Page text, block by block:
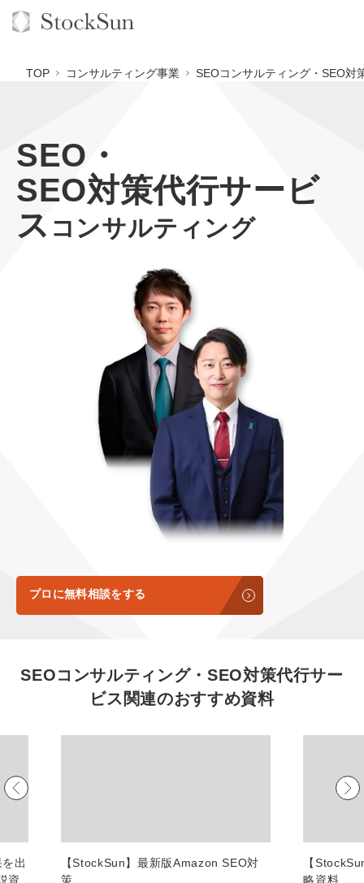
オーダーメイド支援
TOP
コンサルタント一覧
BPO支援
定額制Webマーケティング代行『マキトルくん』
定額制採用代行・RPO『トルトルくん』
営業改善特化の動画制作『動画でカリトルくん』
定額LINE運用代行『LINEマキトルくん』
オリジナルサービス
拡散付1日密着動画制作『まるごと社長』
1本無料で記事を制作『SEOトライアル』
定額制LP制作・改善『最強LP』
採用YouTubeチャンネル構築『トリトル』
オンラインサロン
YouTubeディレクター
会社概要・役員紹介
ミッション・ビジョン・バリュー
代表メッセージ（岩野圭佑）
取締役メッセージ（株本祐己）
動画ディレクター
マーケマネージャー
内部監査室長
募集要項一覧
TOP コンサルティング事業 SEOコンサルティング・SEO対
SEO・
SEO対策代行サービ
ス コンサルティング
プロに無料相談をする
SEOコンサルティング・SEO対策代行サー
ビス 関連のおすすめ資料
出
資
【StockSun】最新版Amazon SEO対
策
【
略資料